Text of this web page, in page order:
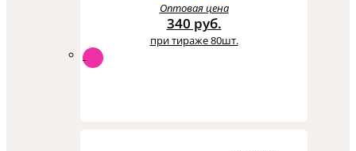
Оптовая цена
340 руб.
при тираже 80шт.